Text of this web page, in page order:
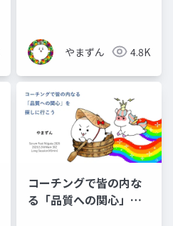
やまずん 4.8K
コーチングで皆の内な
る「品質への関心」を